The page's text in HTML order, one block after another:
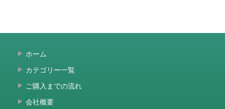
ホーム
カテゴリー一覧
ご購入までの流れ
会社概要